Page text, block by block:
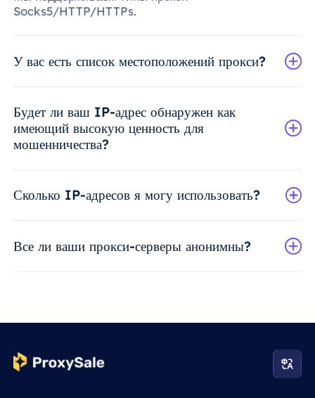
Socks5/HTTP/HTTPs.
У вас есть список местоположений прокси?
Будет ли ваш IP-адрес обнаружен как
имеющий высокую ценность для
мошенничества?
Сколько IP-адресов я могу использовать?
Все ли ваши прокси-серверы анонимны?